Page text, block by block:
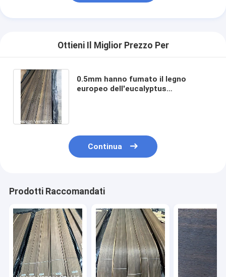
Ottieni Il Miglior Prezzo Per
0.5mm hanno fumato il legno
europeo dell'eucalyptus
Continua
Prodotti Raccomandati